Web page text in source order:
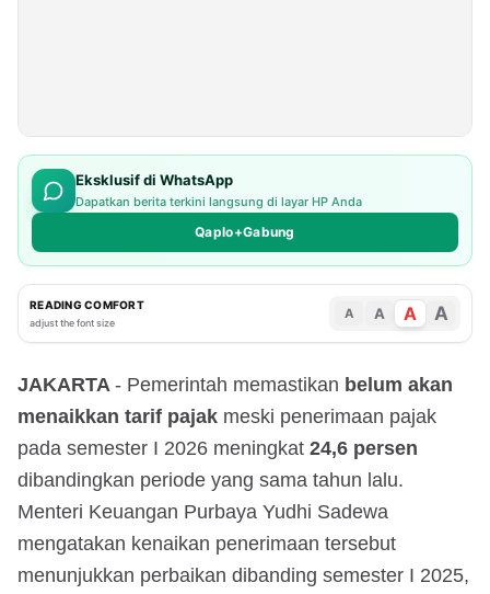
Eksklusif di WhatsApp
Dapatkan berita terkini langsung di layar HP Anda
Qaplo+Gabung
READING COMFORT
adjust the font size
A A A A
JAKARTA - Pemerintah memastikan belum akan
menaikkan tarif pajak meski penerimaan pajak
pada semester I 2026 meningkat 24,6 persen
dibandingkan periode yang sama tahun lalu.
Menteri Keuangan Purbaya Yudhi Sadewa
mengatakan kenaikan penerimaan tersebut
menunjukkan perbaikan dibanding semester I 2025,